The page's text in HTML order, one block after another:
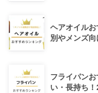
ヘアオイル
別やメンズ向
フライパン
い・長持ち！